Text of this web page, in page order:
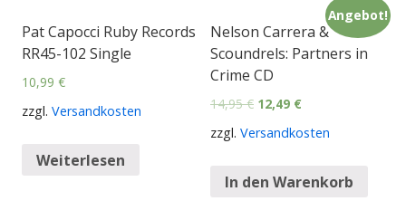
Pat Capocci Ruby Records
RR45-102 Single
10,99 €
zzgl. Versandkosten
Weiterlesen
Angebot!
Nelson Carrera &
Scoundrels: Partners in
Crime CD
14,95€ 12,49 €
zzgl. Versandkosten
In den Warenkorb